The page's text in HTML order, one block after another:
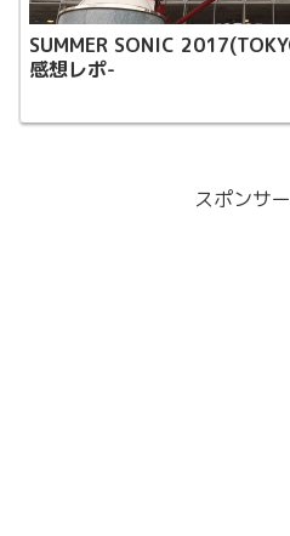
SUMMER SONIC
感想レポ-
スポンサ